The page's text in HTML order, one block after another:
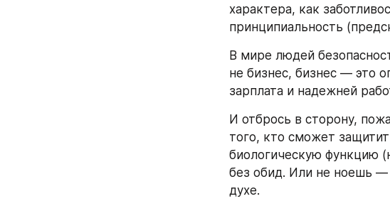
характера, как
принципиальность
В мире людей
не бизнес, бизнес — это
зарплата и надежней
И отбрось в сторону,
того, кто сможет
биологическую функцию
без обид. Или не ноешь
духе.